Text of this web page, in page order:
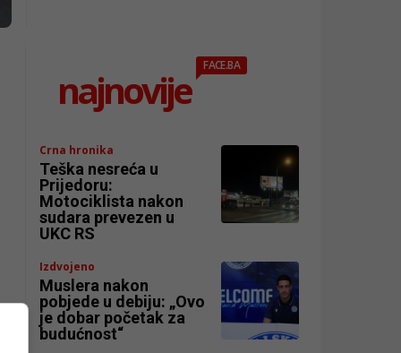
najnovije
FACE.BA
Crna hronika
Teška nesreća u
Prijedoru:
Motociklista nakon
sudara prevezen u
UKC RS
Izdvojeno
Muslera nakon
pobjede u debiju: „Ovo
je dobar početak za
budućnost“